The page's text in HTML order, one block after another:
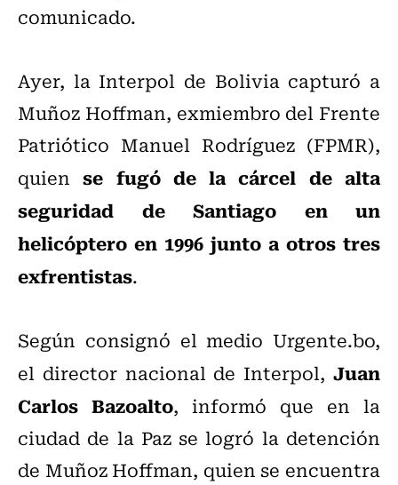
comunicado.
Ayer, la Interpol de Bolivia capturó a
Muñoz Hoffman, exmiembro del Frente
Patriótico Manuel Rodríguez (FPMR),
quiense fugó de la cárcel de alta
seguridad de Santiago en un
helicóptero en 1996 junto a otros tres
exfrentistas.
Según consignó el medio Urgente.bo,
el director nacional de Interpol, Juan
Carlos Bazoalto, informó que en la
ciudad de la Paz se logró la detención
de Muñoz Hoffman, quien se encuentra